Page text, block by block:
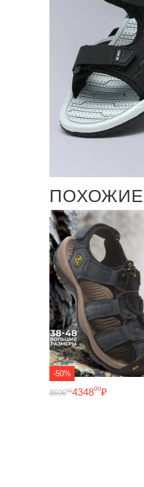
-50%
434800₽
869600